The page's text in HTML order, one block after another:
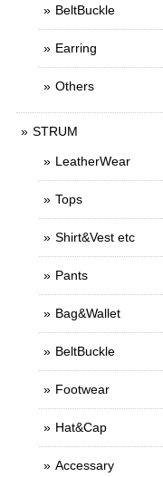
BeltBuckle
Earring
Others
STRUM
LeatherWear
Tops
Shirt&Vest etc
Pants
Bag&Wallet
BeltBuckle
Footwear
Hat&Cap
Accessary